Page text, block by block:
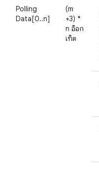
Polling
Data[0..n]
(m
+3) *
n อ็อก
เท็ต